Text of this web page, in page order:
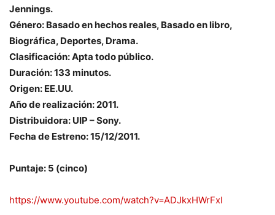
Jennings.
Género: Basado en hechos reales, Basado en libro,
Biográfica, Deportes, Drama.
Clasificación: Apta todo público.
Duración: 133 minutos.
Origen: EE.UU.
Año de realización: 2011.
Distribuidora: UIP – Sony.
Fecha de Estreno: 15/12/2011.
Puntaje: 5 (cinco)
https://www.youtube.com/watch?v=ADJkxHWrFxI